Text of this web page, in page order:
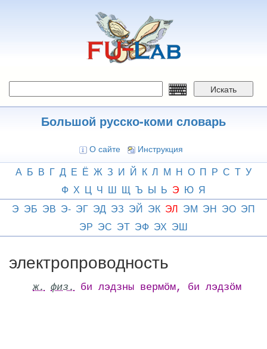
Искать
Большой русско-коми словарь
О сайте Инструкция
А Б В Г Д Е Ё Ж З И Й К Л М Н О П Р С Т У
Ф Х Ц Ч Ш Щ Ъ Ы Ь Э Ю Я
Э ЭБ ЭВ Э- ЭГ ЭД ЭЗ ЭЙ ЭК ЭЛ ЭМ ЭН ЭО ЭП
ЭР ЭС ЭТ ЭФ ЭХ ЭШ
электропроводность
ж. физ. би лэдзны вермӧм, би лэдзӧм